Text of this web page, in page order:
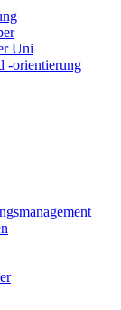
Uni
-orientierung